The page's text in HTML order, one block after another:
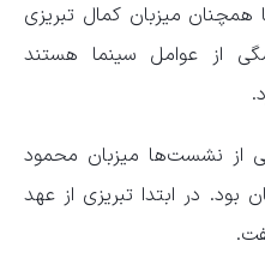
اما همچنان میزبان کمال تبریزی
از عوامل سینما هستند
از نشست‌ها میزبان محمود
بود. در ابتدا تبریزی از عهد